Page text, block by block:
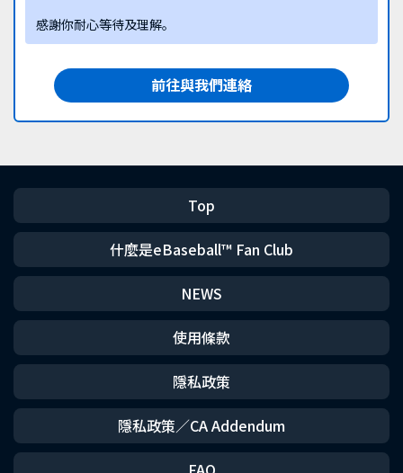
感謝你耐心等待及理解。
前往與我們連絡
Top
什麼是eBaseball™ Fan Club
NEWS
使用條款
隱私政策
隱私政策／CA Addendum